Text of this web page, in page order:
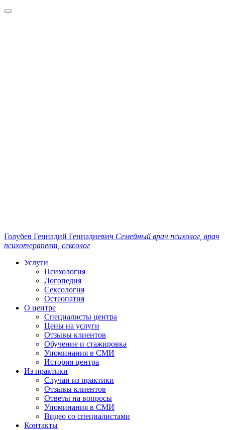
Голубев Геннадий Геннадиевич Семейный врач психолог, врач
психотерапевт , сексолог
Услуги
Психология
Логопедия
Сексология
Остеопатия
О центре
Специалисты центра
Цены на услуги
Отзывы клиентов
Обучение и стажировка
Упоминания в СМИ
История центра
Из практики
Случаи из практики
Отзывы клиентов
Ответы на вопросы
Упоминания в СМИ
Видео со специалистами
Контакты